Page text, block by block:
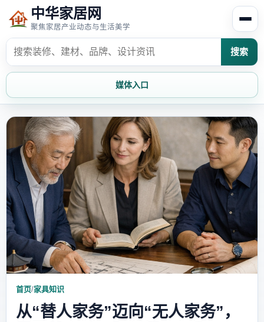
中华家居网
聚焦家居产业动态与生活美学
搜索
媒体入口
首页 家居资讯
家居风水 家居欣赏
时尚饰家 装修设计
家具知识 家居文化
家装攻略 创意家居
首页/家具知识
从“替人家务”迈向“无人家务”，